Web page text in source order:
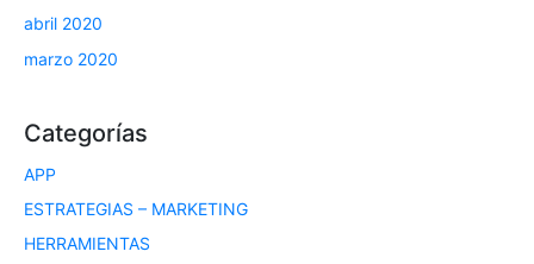
abril 2020
marzo 2020
Categorías
APP
ESTRATEGIAS – MARKETING
HERRAMIENTAS